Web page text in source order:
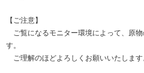
【ご注意】
ご覧になるモニター環境によって、原
す。
ご理解のほどよろしくお願いいたします